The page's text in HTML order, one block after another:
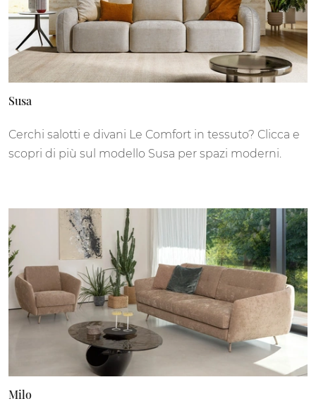
Susa
Cerchi salotti e divani Le Comfort in tessuto? Clicca e
scopri di più sul modello Susa per spazi moderni.
Milo